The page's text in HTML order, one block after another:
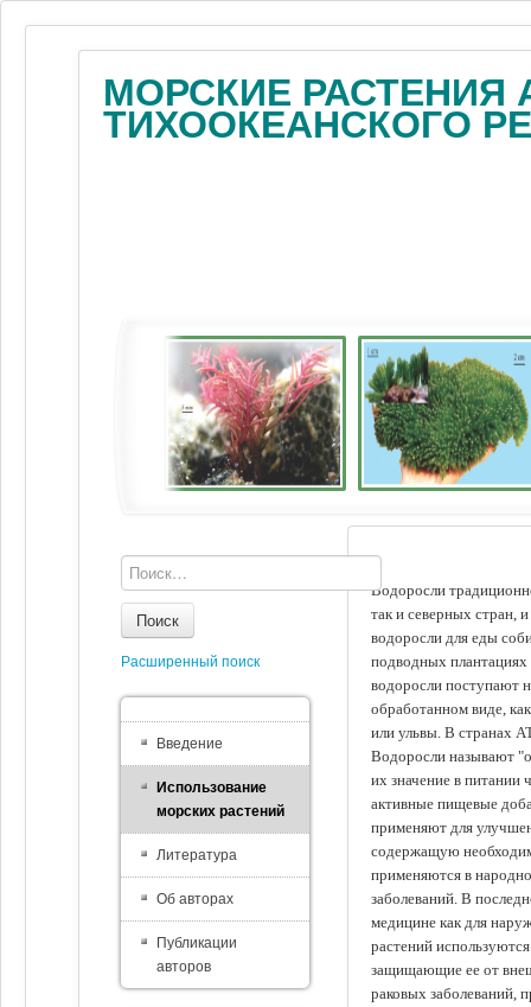
МОРСКИЕ РАСТЕНИЯ
ТИХООКЕАНСКОГО
Водоросли
так и северных стран,
водоросли для еды
подводных
водоросли поступают
обработанном виде,
или ульвы. В странах
Водоросли называют
их значение в питании
активные пищевые
применяют для
содержащую
применяются в
заболеваний. В
медицине как для
растений
защищающие ее от
раковых заболеваний,
Поиск
Расширенный поиск
Введение
Использование
морских растений
Литература
Об авторах
Публикации
авторов